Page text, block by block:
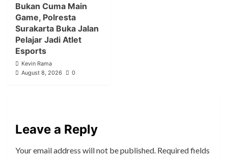
Bukan Cuma Main
Game, Polresta
Surakarta Buka Jalan
Pelajar Jadi Atlet
Esports
Kevin Rama
August 8, 2026
0
Leave a Reply
Your email address will not be published. Required fields